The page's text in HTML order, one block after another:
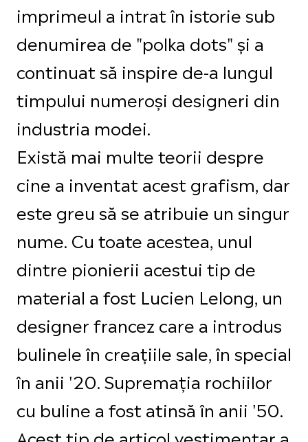
imprimeul a intrat în istorie sub
denumirea de "polka dots" și a
continuat să inspire de-a lungul
timpului numeroși designeri din
industria modei.
Există mai multe teorii despre
cine a inventat acest grafism, dar
este greu să se atribuie un singur
nume. Cu toate acestea, unul
dintre pionierii acestui tip de
material a fost Lucien Lelong, un
designer francez care a introdus
bulinele în creațiile sale, în special
în anii '20. Supremația rochiilor
cu buline a fost atinsă în anii '50.
Acest tip de articol vestimentar a